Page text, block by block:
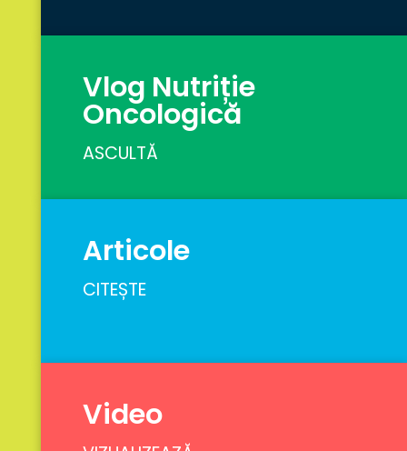
Vlog Nutriție
Oncologică
ASCULTĂ
Articole
CITEȘTE
Video